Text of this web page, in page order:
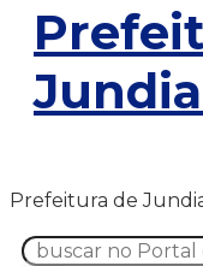
Prefeitura de